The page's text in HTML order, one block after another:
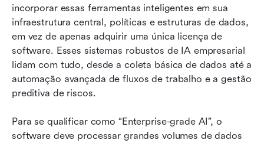
incorporar essas ferramentas inteligentes em sua
infraestrutura central, políticas e estruturas de dados,
em vez de apenas adquirir uma única licença de
software. Esses sistemas robustos de IA empresarial
lidam com tudo, desde a coleta básica de dados até a
automação avançada de fluxos de trabalho e a gestão
preditiva de riscos.
Para se qualificar como “Enterprise-grade AI”, o
software deve processar grandes volumes de dados